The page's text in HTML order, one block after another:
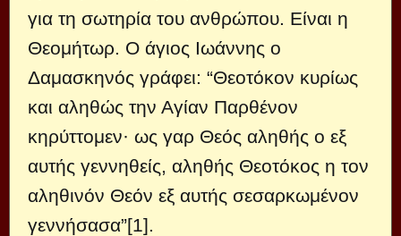
για τη σωτηρία του ανθρώπου. Είναι η
Θεομήτωρ. Ο άγιος Ιωάννης ο
Δαμασκηνός γράφει: “Θεοτόκον κυρίως
και αληθώς την Αγίαν Παρθένον
κηρύττομεν· ως γαρ Θεός αληθής ο εξ
αυτής γεννηθείς, αληθής Θεοτόκος η τον
αληθινόν Θεόν εξ αυτής σεσαρκωμένον
γεννήσασα”[1].